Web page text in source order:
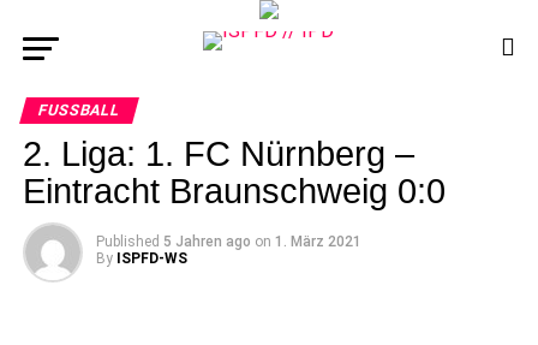
FUSSBALL
2. Liga: 1. FC Nürnberg –
Eintracht Braunschweig 0:0
Published 5 Jahren ago on 1. März 2021
By ISPFD-WS